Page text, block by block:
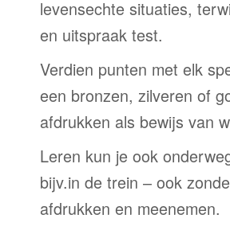
levensechte situaties,
en uitspraak test.
Verdien punten met elk
een bronzen, zilveren of
afdrukken als bewijs van
Leren kun je ook
bijv.in de trein – ook
afdrukken en meenemen.